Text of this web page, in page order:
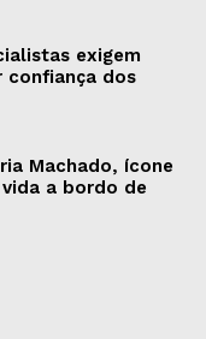
exigem
confiança dos
Machado, ícone
a bordo de